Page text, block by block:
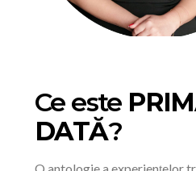
Ce este
DATĂ?